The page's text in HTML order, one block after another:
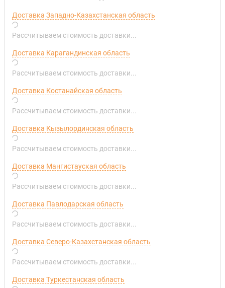
Доставка Западно-Казахстанская область
Рассчитываем стоимость доставки...
Доставка Карагандинская область
Рассчитываем стоимость доставки...
Доставка Костанайская область
Рассчитываем стоимость доставки...
Доставка Кызылординская область
Рассчитываем стоимость доставки...
Доставка Мангистауская область
Рассчитываем стоимость доставки...
Доставка Павлодарская область
Рассчитываем стоимость доставки...
Доставка Северо-Казахстанская область
Рассчитываем стоимость доставки...
Доставка Туркестанская область